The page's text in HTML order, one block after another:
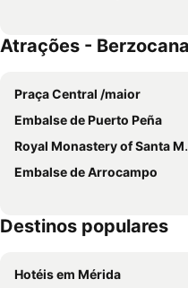
Atrações - Berzocana
Praça Central /maior
Embalse de Puerto Peña
Royal Monastery of Santa María de Guadalupe
Embalse de Arrocampo
Destinos populares
Hotéis em Mérida